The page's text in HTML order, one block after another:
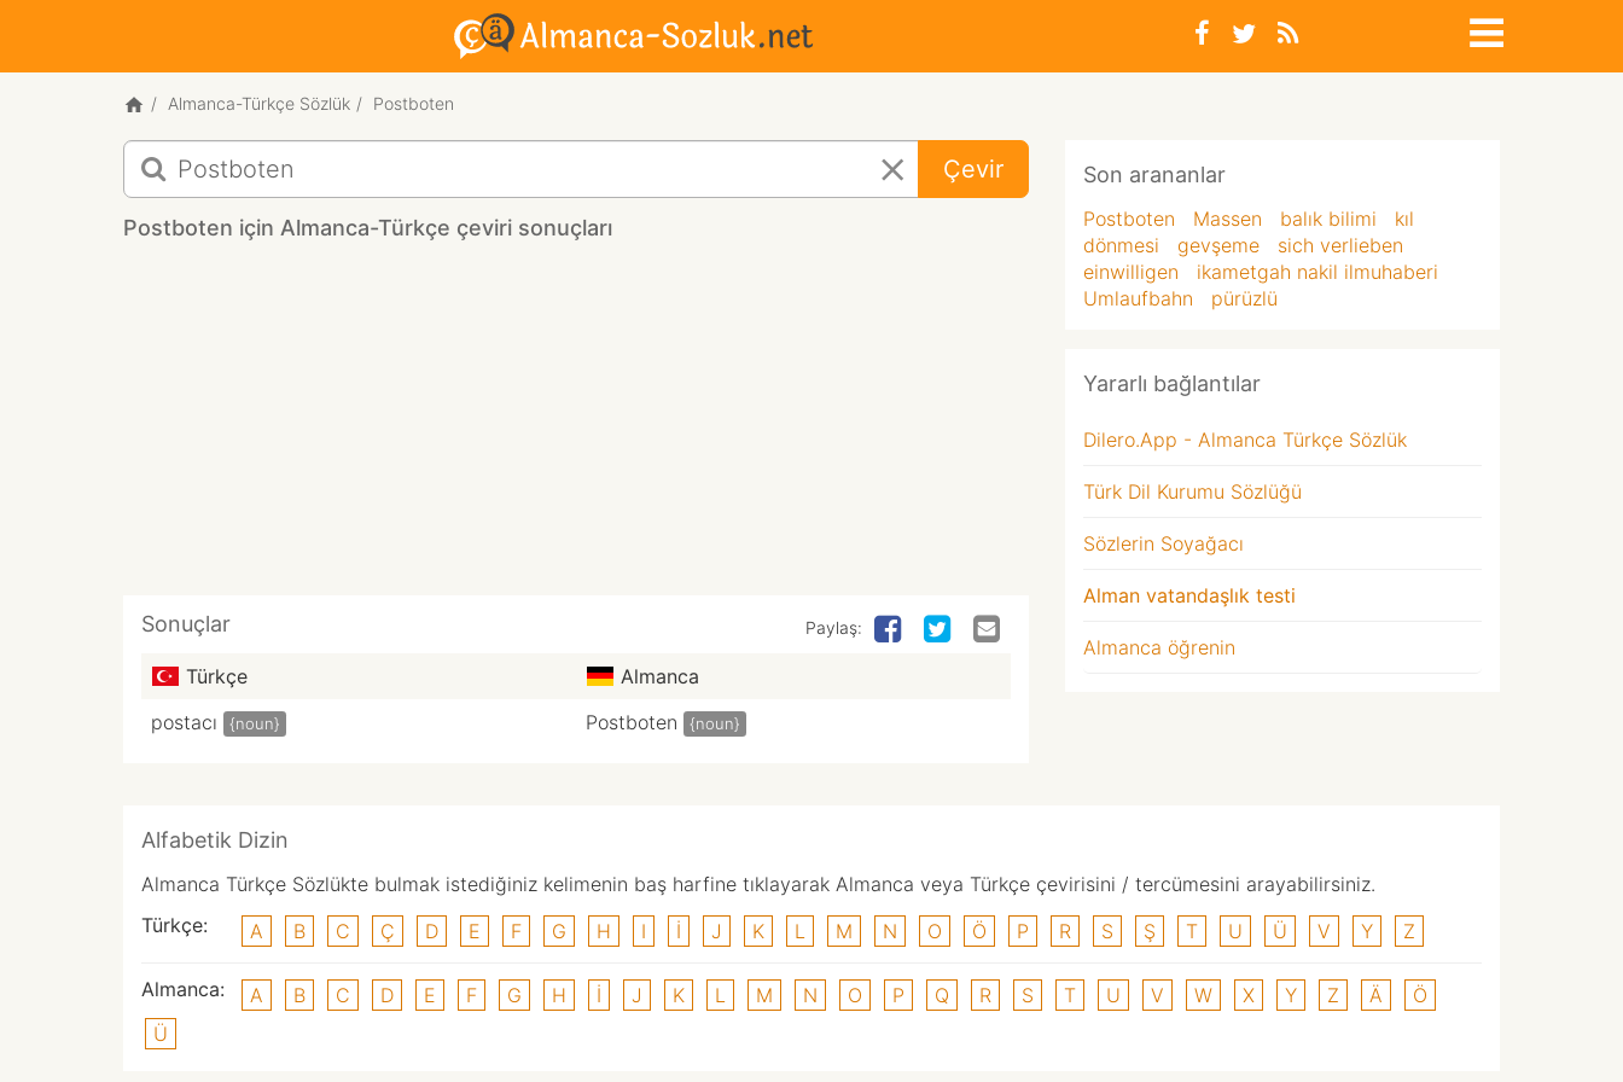
Almanca-Türkçe Sözlük Postboten
Postboten
için
Almanca-
Türkçe
Çevir
Postboten için Almanca-Türkçe çeviri sonuçları
Sonuçlar Paylaş:
Türkçe
Almanca
postacı
{noun} Postboten {noun}
Son arananlar
Postboten Massen balık bilimi
kıl
dönmesi
gevşeme
sich verlieben
einwilligen
ikametgah nakil ilmuhaberi
Umlaufbahn
pürüzlü
Yararlı bağlantılar
Dilero.App - Almanca Türkçe Sözlük
Türk Dil Kurumu Sözlüğü
Sözlerin Soyağacı
Alman vatandaşlık testi
Almanca öğrenin
Alfabetik Dizin
Almanca Türkçe Sözlükte bulmak istediğiniz kelimenin baş harfine tıklayarak Almanca veya Türkçe çevirisini / tercümesini arayabilirsiniz.
Türkçe:
A B C Ç D E F G H I I J K L M N O Ö P R S Ş T U Ü V Y Z
Almanca: A B C D E F G H I J K L M N O P Q R S T U V W X Y Z Ä
Ö
Ü